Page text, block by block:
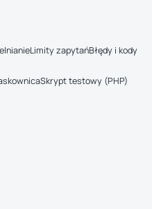
Limity zapytańBłędy i kody
Skrypt testowy (PHP)